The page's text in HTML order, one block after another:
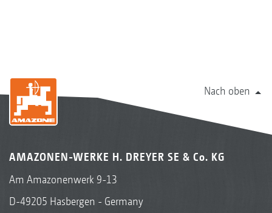
Nach oben
AMAZONEN-WERKE H. DREYER SE & Co. KG
Am Amazonenwerk 9-13
D-49205 Hasbergen - Germany